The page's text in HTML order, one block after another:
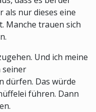
als nur dieses eine
Manche trauen sich
Und ich meine
seiner
dürfen. Das würde
führen. Dann